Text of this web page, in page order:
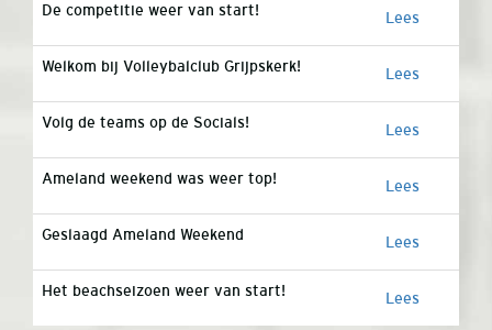
De competitie weer van start! Lees
Welkom bij Volleybalclub Grijpskerk! Lees
Volg de teams op de Socials! Lees
Ameland weekend was weer top! Lees
Geslaagd Ameland Weekend Lees
Het beachseizoen weer van start! Lees